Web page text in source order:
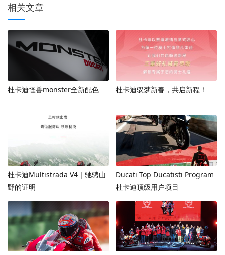
相关文章
杜卡迪怪兽monster全新配色 杜卡迪驭梦新春，共启新程！
杜卡迪Multistrada V4｜驰骋山
野的证明
Ducati Top Ducatisti Program
杜卡迪顶级用户项目